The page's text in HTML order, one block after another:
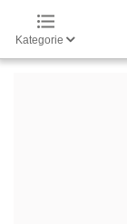
Kategorie